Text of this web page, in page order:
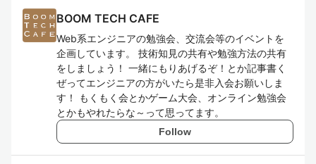
BOOM TECH CAFE
Web系エンジニアの勉強会、交流会等のイベントを
企画しています。 技術知見の共有や勉強方法の共有
をしましょう！ 一緒にもりあげるぞ！とか記事書く
ぜってエンジニアの方がいたら是非入会お願いしま
す！ もくもく会とかゲーム大会、オンライン勉強会
とかもやれたらな～って思ってます。
Follow